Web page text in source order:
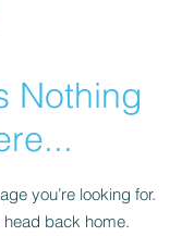
Nothing
you’re looking for.
back home.